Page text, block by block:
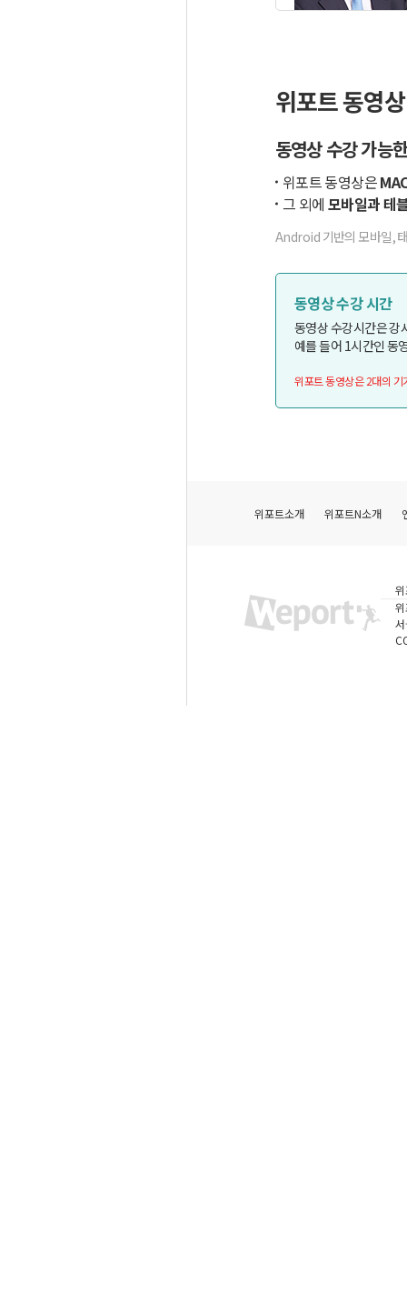
위포트 동영
동영상 수강 가능
위포트 동영상은
그 외에 모바일과 테
Android 기반의 모바일,
동영상 수강 시간
동영상 수강시간은 강
예를 들어 1시간인 동
위포트 동영상은 2대의
위포트소개 위포트N소개